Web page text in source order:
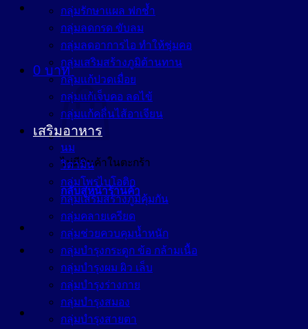
0 บาท
ไม่มีสินค้าในตะกร้า
กลับสู่หน้าร้านค้า
กลุ่มรักษาแผล ฟกช้ำ
กลุ่มลดกรด ขับลม
กลุ่มลดอาการไอ ทำให้ชุ่มคอ
กลุ่มเสริมสร้างภูมิต้านทาน
กลุ่มแก้ปวดเมื่อย
กลุ่มแก้เจ็บคอ ลดไข้
กลุ่มแก้คลื่นไส้อาเจียน
เสริมอาหาร
นม
วิตามิน
กลุ่มโพรไบโอติก
กลุ่มเสริมสร้างภูมิคุ้มกัน
กลุ่มคลายเครียด
กลุ่มช่วยควบคุมน้ำหนัก
กลุ่มบำรุงกระดูก ข้อ กล้ามเนื้อ
กลุ่มบำรุงผม ผิว เล็บ
กลุ่มบำรุงร่างกาย
กลุ่มบำรุงสมอง
กลุ่มบำรุงสายตา